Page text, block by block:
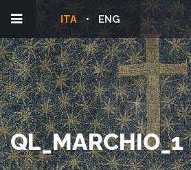
ENG
ITA
QL_MARCHIO_1